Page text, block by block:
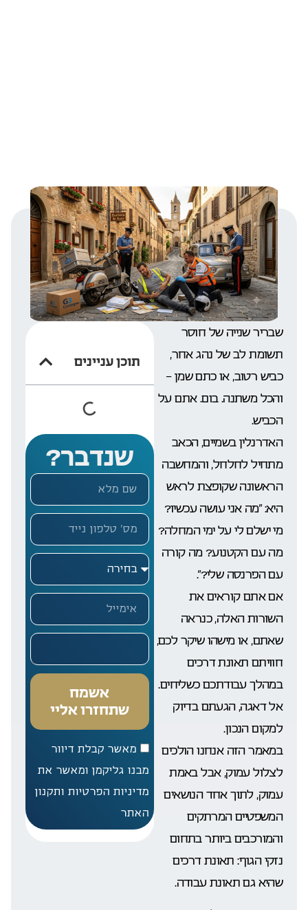
תוכן עניינים
שנדבר?
מאשר קבלת דיוור
מבנו גליקמן ומאשר את
מדיניות הפרטיות ותקנון
האתר
אשמח
שתחזרו אליי
שבריר שנייה של חוסר
תשומת לב של נהג אחר,
כביש רטוב, או כתם שמן –
והכל משתנה. בום. אתם על
הכביש.
האדרנלין בשמיים, הכאב
מתחיל לחלחל, והמחשבה
הראשונה שקופצת לראש
היא: “מה אני עושה עכשיו?
מי ישלם לי על ימי המחלה?
מה עם הקטנוע? מה קורה
עם הפרנסה שלי?”.
אם אתם קוראים את
השורות האלה, כנראה
שאתם, או מישהו שיקר לכם,
חוויתם תאונת דרכים
במהלך עבודתכם כשליחים.
אל דאגה, הגעתם בדיוק
למקום הנכון.
במאמר הזה אנחנו הולכים
לצלול עמוק, אבל באמת
עמוק, לתוך אחד הנושאים
המשפטיים המרתקים
והמורכבים ביותר בתחום
נזקי הגוף: תאונת דרכים
שהיא גם תאונת עבודה.